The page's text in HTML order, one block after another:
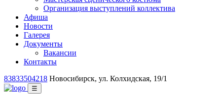
Организация выступлений коллектива
Афиша
Новости
Галерея
Документы
Вакансии
Контакты
83833504218 Новосибирск, ул. Колхидская, 19/1
☰